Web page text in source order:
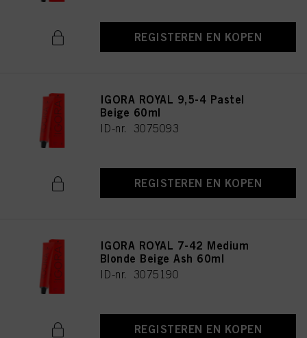
REGISTEREN EN KOPEN
IGORA ROYAL 9,5-4 Pastel
Beige 60ml
ID-nr. 3075093
REGISTEREN EN KOPEN
IGORA ROYAL 7-42 Medium
Blonde Beige Ash 60ml
ID-nr. 3075190
REGISTEREN EN KOPEN